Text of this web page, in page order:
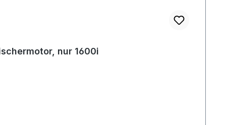
nur 1600i